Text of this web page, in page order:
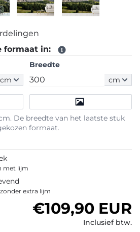
formaat in:
cm
Breedte
cm
De breedte van het laatste stuk
formaat.
met lijm
extra lijm
Normale prijs
€109,90 EUR
Inclusief btw.